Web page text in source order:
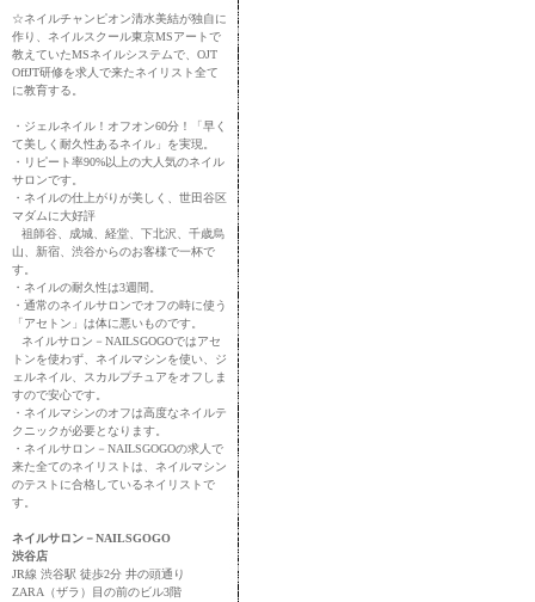
☆ネイルチャンピオン清水美結が独自に
作り、ネイルスクール東京MSアートで
教えていたMSネイルシステムで、OJT
OffJT研修を求人で来たネイリスト全て
に教育する。
・ジェルネイル！オフオン60分！「早く
て美しく耐久性あるネイル」を実現。
・リピート率90%以上の大人気のネイル
サロンです。
・ネイルの仕上がりが美しく、世田谷区
マダムに大好評
祖師谷、成城、経堂、下北沢、千歳烏
山、新宿、渋谷からのお客様で一杯で
す。
・ネイルの耐久性は3週間。
・通常のネイルサロンでオフの時に使う
「アセトン」は体に悪いものです。
ネイルサロン－NAILSGOGOではアセ
トンを使わず、ネイルマシンを使い、ジ
ェルネイル、スカルプチュアをオフしま
すので安心です。
・ネイルマシンのオフは高度なネイルテ
クニックが必要となります。
・ネイルサロン－NAILSGOGOの求人で
来た全てのネイリストは、ネイルマシン
のテストに合格しているネイリストで
す。
ネイルサロン－NAILSGOGO
渋谷店
JR線 渋谷駅 徒歩2分 井の頭通り
ZARA（ザラ）目の前のビル3階